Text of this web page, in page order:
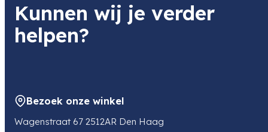
Kunnen wij je verder
helpen?
Bezoek onze winkel
Wagenstraat 67 2512AR Den Haag